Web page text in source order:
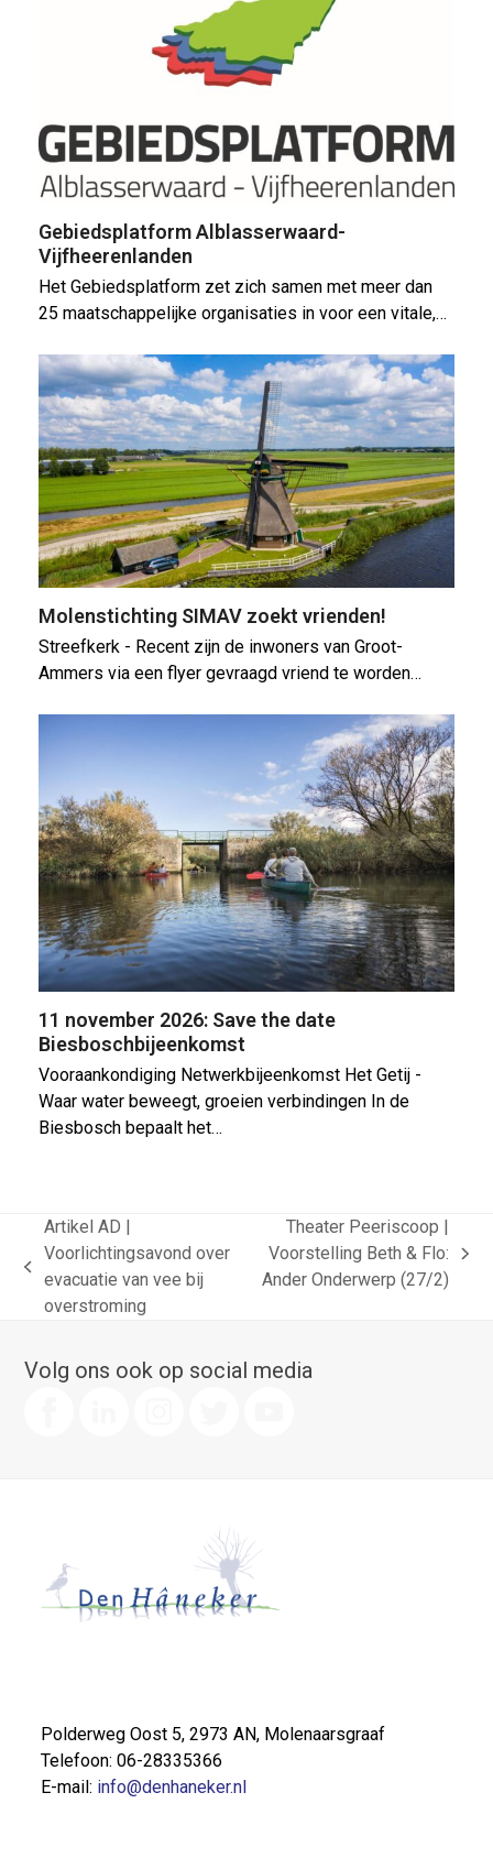
Gebiedsplatform Alblasserwaard-
Vijfheerenlanden
Het Gebiedsplatform zet zich samen met meer dan
25 maatschappelijke organisaties in voor een vitale,…
Molenstichting SIMAV zoekt vrienden!
Streefkerk - Recent zijn de inwoners van Groot-
Ammers via een flyer gevraagd vriend te worden…
11 november 2026: Save the date
Biesboschbijeenkomst
Vooraankondiging Netwerkbijeenkomst Het Getij -
Waar water beweegt, groeien verbindingen In de
Biesbosch bepaalt het…
previous
post:
Artikel AD |
Voorlichtingsavond over
evacuatie van vee bij
overstroming
next
post:
Theater Peeriscoop |
Voorstelling Beth & Flo:
Ander Onderwerp (27/2)
Volg ons ook op social media
Polderweg Oost 5, 2973 AN, Molenaarsgraaf
Telefoon: 06-28335366
E-mail: info@denhaneker.nl